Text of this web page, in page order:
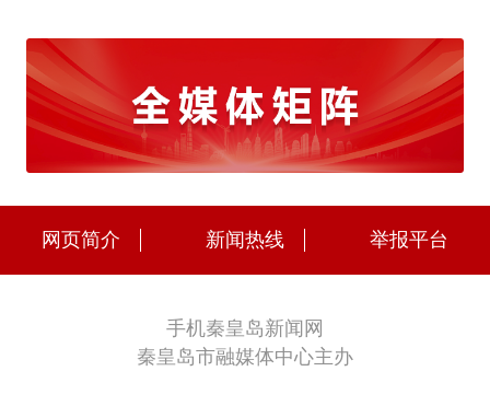
网页简介 新闻热线 举报平台
手机秦皇岛新闻网
秦皇岛市融媒体中心主办